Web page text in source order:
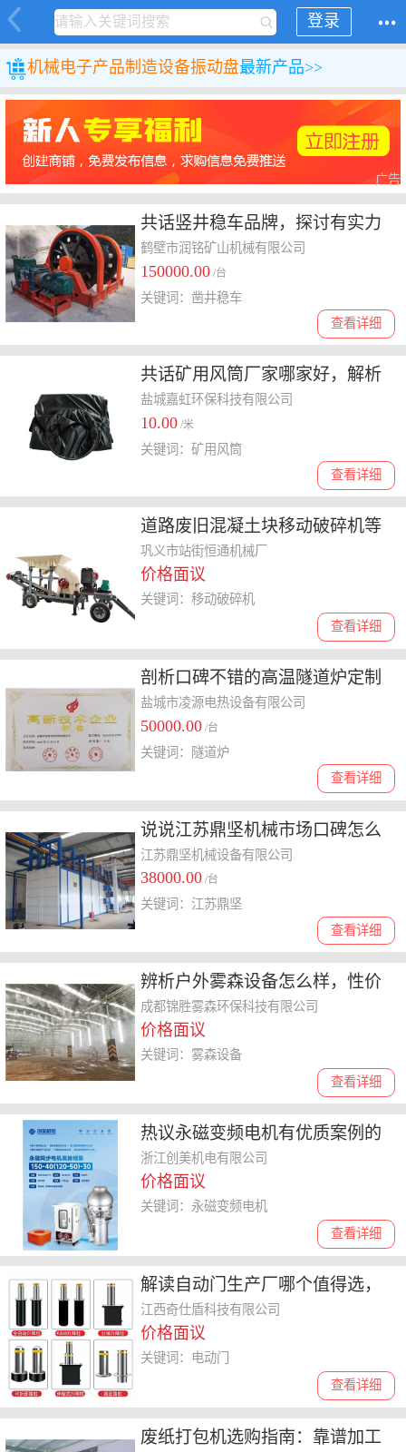
登录
机械电子产品制造设备振动盘最新产品>>
广告
共话竖井稳车品牌，探讨有实力
的源头厂家怎么选择
鹤壁市润铭矿山机械有限公司
150000.00 /台
查看详细
关键词：凿井稳车
共话矿用风筒厂家哪家好，解析
售后好且性价比高的选择
盐城嘉虹环保科技有限公司
10.00 /米
查看详细
关键词：矿用风筒
道路废旧混凝土块移动破碎机等
设备选购指南：恒通机械带你开
启高效破碎之旅
巩义市站街恒通机械厂
价格面议
查看详细
关键词：移动破碎机
剖析口碑不错的高温隧道炉定制
厂家，费用怎么收费
盐城市凌源电热设备有限公司
50000.00 /台
查看详细
关键词：隧道炉
说说江苏鼎坚机械市场口碑怎么
样，为你详细解读
江苏鼎坚机械设备有限公司
38000.00 /台
查看详细
关键词：江苏鼎坚
辨析户外雾森设备怎么样，性价
比高的哪家好
成都锦胜雾森环保科技有限公司
价格面议
查看详细
关键词：雾森设备
热议永磁变频电机有优质案例的
服务商，哪家性价比好
浙江创美机电有限公司
价格面议
查看详细
关键词：永磁变频电机
解读自动门生产厂哪个值得选，
品牌影响力与质量**
江西奇仕盾科技有限公司
价格面议
查看详细
关键词：电动门
废纸打包机选购指南：靠谱加工